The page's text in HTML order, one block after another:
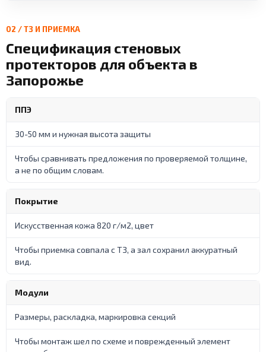
02 / ТЗ И ПРИЕМКА
Спецификация стеновых
протекторов для объекта в
Запорожье
ППЭ
30-50 мм и нужная высота защиты
Чтобы сравнивать предложения по проверяемой толщине,
а не по общим словам.
Покрытие
Искусственная кожа 820 г/м2, цвет
Чтобы приемка совпала с ТЗ, а зал сохранил аккуратный
вид.
Модули
Размеры, раскладка, маркировка секций
Чтобы монтаж шел по схеме и поврежденный элемент